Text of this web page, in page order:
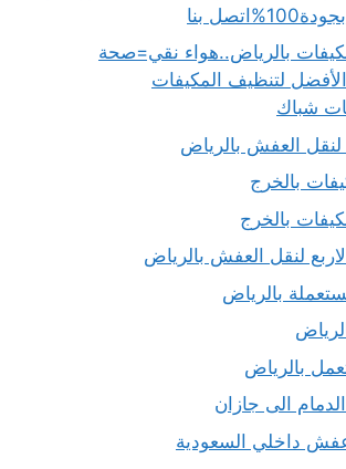
بنا
بالرياض..هواء نقي=صحة
لتنظيف المكيفات
شباك
العفش بالرياض
بالخرج
بالخرج
لنقل العفش بالرياض
بالرياض
بالرياض
الى جازان
داخلي السعودية